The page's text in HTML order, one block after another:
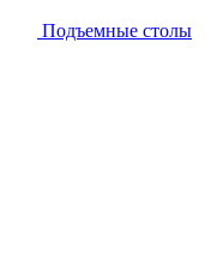
Подъемные столы